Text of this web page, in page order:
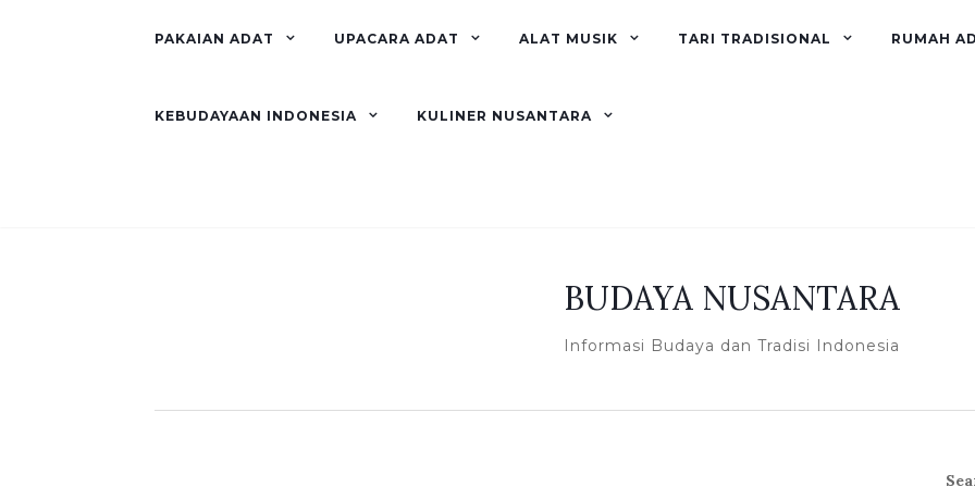
PAKAIAN ADAT UPACARA ADAT ALAT MUSIK TARI TRADISIONAL RUMAH
KEBUDAYAAN INDONESIA KULINER NUSANTARA
BUDAYA NUSANTARA
Informasi Budaya dan Tradisi Indonesia